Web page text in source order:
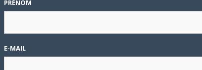
PRÉNOM
E-MAIL